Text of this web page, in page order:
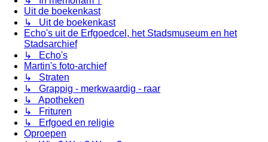
Uit de boekenkast
↳ Uit de boekenkast
Echo's uit de Erfgoedcel, het Stadsmuseum en het
Stadsarchief
↳ Echo's
Martin's foto-archief
↳ Straten
↳ Grappig - merkwaardig - raar
↳ Apotheken
↳ Frituren
↳ Erfgoed en religie
Oproepen